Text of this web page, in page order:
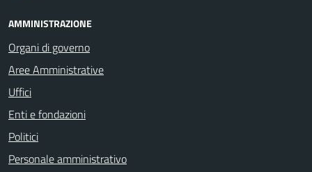
AMMINISTRAZIONE
Organi di governo
Aree Amministrative
Uffici
Enti e fondazioni
Politici
Personale amministrativo